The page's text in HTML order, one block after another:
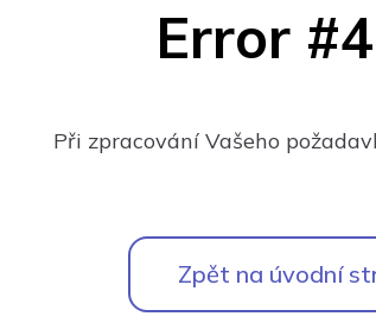
Error
Při zpracování Vašeho
Zpět na úvodní